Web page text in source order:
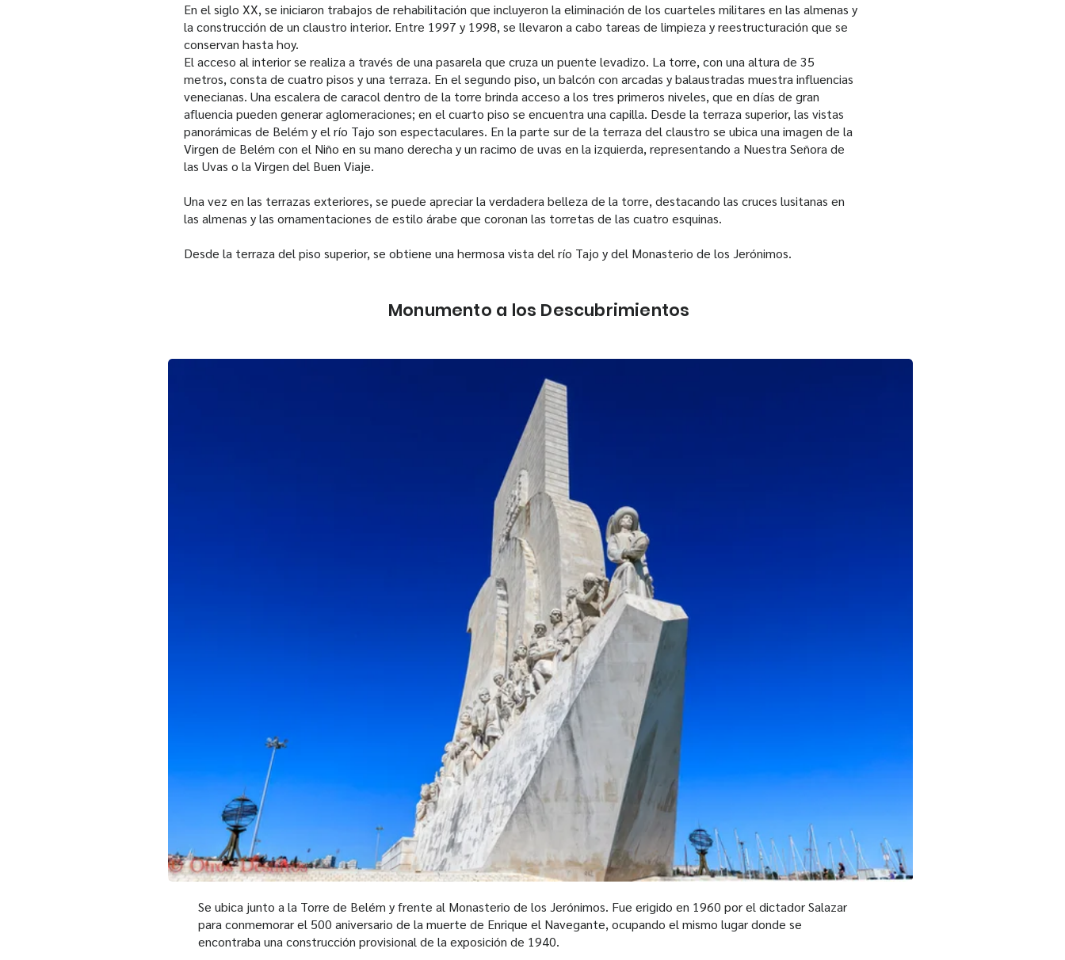
En el siglo XX, se iniciaron trabajos de rehabilitación que incluyeron la eliminación de los cuarteles militares en las almenas y
la construcción de un claustro interior. Entre 1997 y 1998, se llevaron a cabo tareas de limpieza y reestructuración que se
conservan hasta hoy.
El acceso al interior se realiza a través de una pasarela que cruza un puente levadizo. La torre, con una altura de 35
metros, consta de cuatro pisos y una terraza. En el segundo piso, un balcón con arcadas y balaustradas muestra influencias
venecianas. Una escalera de caracol dentro de la torre brinda acceso a los tres primeros niveles, que en días de gran
afluencia pueden generar aglomeraciones; en el cuarto piso se encuentra una capilla. Desde la terraza superior, las vistas
panorámicas de Belém y el río Tajo son espectaculares. En la parte sur de la terraza del claustro se ubica una imagen de la
Virgen de Belém con el Niño en su mano derecha y un racimo de uvas en la izquierda, representando a Nuestra Señora de
las Uvas o la Virgen del Buen Viaje.
Una vez en las terrazas exteriores, se puede apreciar la verdadera belleza de la torre, destacando las cruces lusitanas en
las almenas y las ornamentaciones de estilo árabe que coronan las torretas de las cuatro esquinas.
Desde la terraza del piso superior, se obtiene una hermosa vista del río Tajo y del Monasterio de los Jerónimos.
Monumento a los Descubrimientos
Se ubica junto a la Torre de Belém y frente al Monasterio de los Jerónimos. Fue erigido en 1960 por el dictador Salazar
para conmemorar el 500 aniversario de la muerte de Enrique el Navegante, ocupando el mismo lugar donde se
encontraba una construcción provisional de la exposición de 1940.